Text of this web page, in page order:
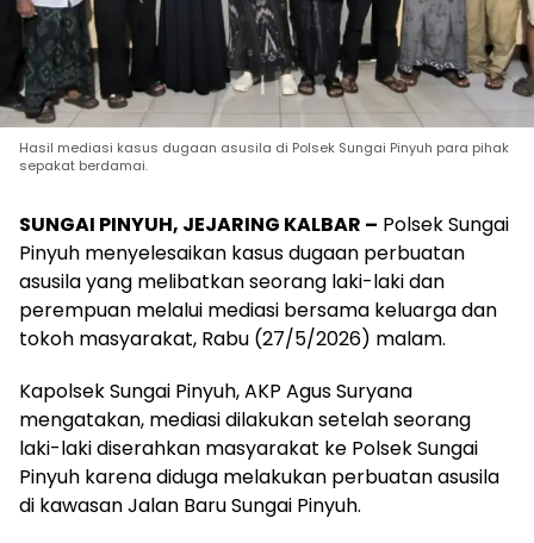
Hasil mediasi kasus dugaan asusila di Polsek Sungai Pinyuh para pihak
sepakat berdamai.
SUNGAI PINYUH, JEJARING KALBAR – Polsek Sungai
Pinyuh menyelesaikan kasus dugaan perbuatan
asusila yang melibatkan seorang laki-laki dan
perempuan melalui mediasi bersama keluarga dan
tokoh masyarakat, Rabu (27/5/2026) malam.
Kapolsek Sungai Pinyuh, AKP Agus Suryana
mengatakan, mediasi dilakukan setelah seorang
laki-laki diserahkan masyarakat ke Polsek Sungai
Pinyuh karena diduga melakukan perbuatan asusila
di kawasan Jalan Baru Sungai Pinyuh.